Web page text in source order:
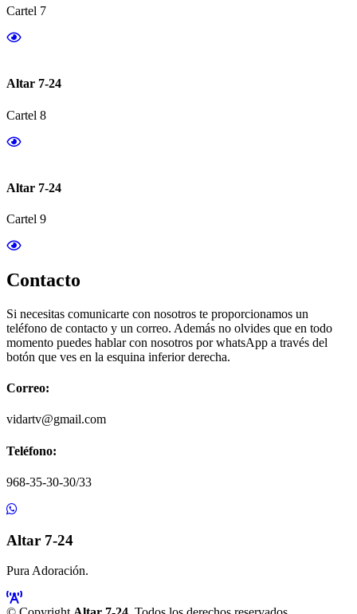
Cartel 7
Altar 7-24
Cartel 8
Altar 7-24
Cartel 9
Contacto
Si necesitas comunicarte con nosotros te proporcionamos un
teléfono de contacto y un correo. Además no olvides que en todo
momento puedes hablar con nosotros por whatsApp a través del
botón que ves en la esquina inferior derecha.
Correo:
vidartv@gmail.com
Teléfono:
968-35-30-30/33
Altar 7-24
Pura Adoración.